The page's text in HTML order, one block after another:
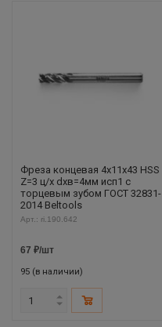
Фреза концевая 4х11х43 HSS
Z=3 ц/х dхв=4мм исп1 с
торцевым зубом ГОСТ 32831-
2014 Beltools
Арт.: ri.190.642
67 ₽/шт
95 (в наличии)